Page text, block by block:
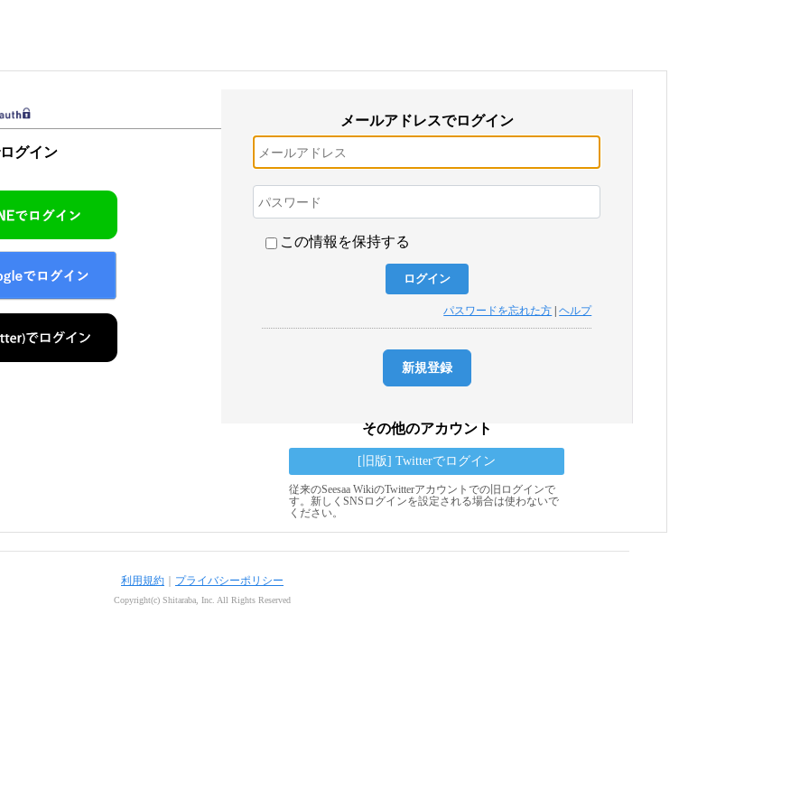
グイン
メールアドレスでログイン
この情報を保持する
パスワードを忘れた方 |ヘルプ
新規登録
その他のアカウント
[旧版] Twitterでログイン
従来のSeesaa WikiのTwitterアカウントでの旧ログインで
す。新しくSNSログインを設定される場合は使わないで
ください。
利用規約 プライバシーポリシー
Copyright(c) Shitaraba, Inc. All Rights Reserved